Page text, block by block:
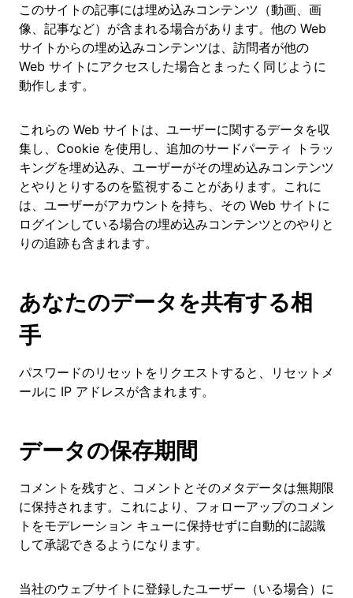
このサイトの記事には埋め込みコンテンツ（動画、画
像、記事など）が含まれる場合があります。他の Web
サイトからの埋め込みコンテンツは、訪問者が他の
Web サイトにアクセスした場合とまったく同じように
動作します。
これらの Web サイトは、ユーザーに関するデータを収
集し、Cookie を使用し、追加のサードパーティ トラッ
キングを埋め込み、ユーザーがその埋め込みコンテンツ
とやりとりするのを監視することがあります。これに
は、ユーザーがアカウントを持ち、その Web サイトに
ログインしている場合の埋め込みコンテンツとのやりと
りの追跡も含まれます。
あなたのデータを共有する相
手
パスワードのリセットをリクエストすると、リセットメ
ールに IP アドレスが含まれます。
データの保存期間
コメントを残すと、コメントとそのメタデータは無期限
に保持されます。これにより、フォローアップのコメン
トをモデレーション キューに保持せずに自動的に認識
して承認できるようになります。
当社のウェブサイトに登録したユーザー（いる場合）に